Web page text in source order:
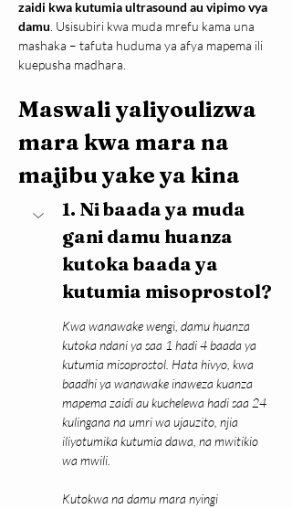
zaidi kwa kutumia ultrasound au vipimo vya
damu . Usisubiri kwa muda mrefu kama una
mashaka – tafuta huduma ya afya mapema ili
kuepusha madhara.
Maswali yaliyoulizwa
mara kwa mara na
majibu yake ya kina
1. Ni baada ya muda
gani damu huanza
kutoka baada ya
kutumia misoprostol?
Kwa wanawake wengi, damu huanza
kutoka ndani ya saa 1 hadi 4 baada ya
kutumia misoprostol. Hata hivyo, kwa
baadhi ya wanawake inaweza kuanza
mapema zaidi au kuchelewa hadi saa 24
kulingana na umri wa ujauzito, njia
iliyotumika kutumia dawa, na mwitikio
wa mwili.
Kutokwa na damu mara nyingi